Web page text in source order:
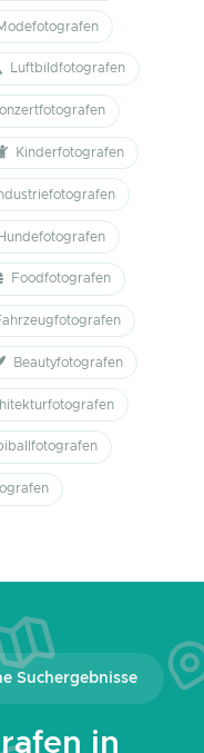
Luftbildfotografen
Kinderfotografen
Hundefotografen
Foodfotografen
Beautyfotografen
Suchergebnisse
in